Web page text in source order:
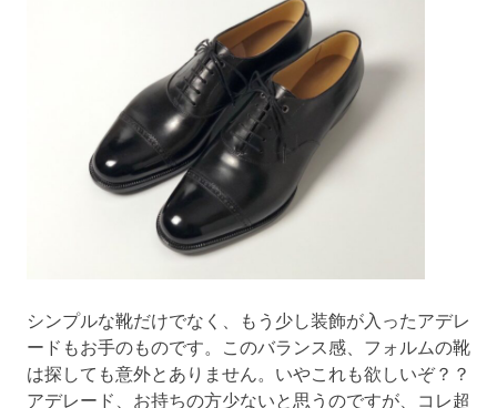
シンプルな靴だけでなく、もう少し装飾が入ったアデレ
ードもお手のものです。このバランス感、フォルムの靴
は探しても意外とありません。いやこれも欲しいぞ？？
アデレード、お持ちの方少ないと思うのですが、コレ超